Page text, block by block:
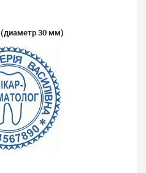
30 мм)